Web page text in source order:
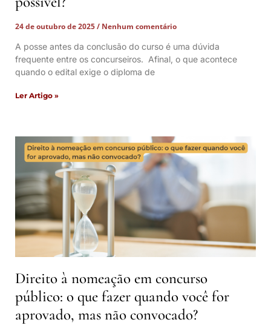
24 de outubro de 2025
Nenhum comentário
A posse antes da conclusão do curso é uma dúvida
frequente entre os concurseiros. Afinal, o que acontece
quando o edital exige o diploma de
Ler Artigo »
Direito à nomeação em concurso
público: o que fazer quando você for
aprovado, mas não convocado?